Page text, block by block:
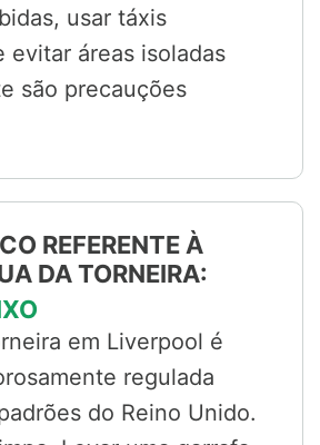
usar táxis
evitar áreas isoladas
são precauções
REFERENTE À
DA TORNEIRA:
em Liverpool é
regulada
do Reino Unido.